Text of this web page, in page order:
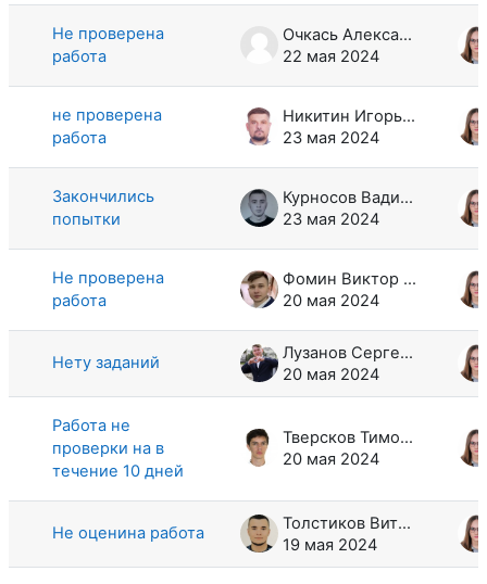
Не проверена
работа
Очкась Александр Михайлович
22 мая 2024
не проверена
работа
Никитин Игорь Викторович
23 мая 2024
Закончились
попытки
Курносов Вадим Максимович
23 мая 2024
Не проверена
работа
Фомин Виктор Дмитриевич
20 мая 2024
Нету заданий
Лузанов Сергей Евгеньевич
20 мая 2024
Работа не
проверки на в
течение 10 дней
Тверсков Тимофей Иванович
20 мая 2024
Не оценина работа
Толстиков Виталий Викторович
19 мая 2024